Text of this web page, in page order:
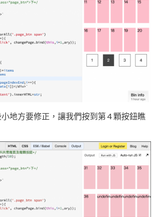
地方要修正，讓我們按到第 4 顆按鈕瞧